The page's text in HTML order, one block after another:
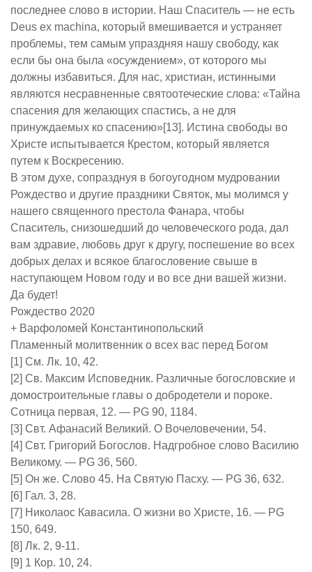
последнее слово в истории. Наш Спаситель — не есть
Deus ex machina, который вмешивается и устраняет
проблемы, тем самым упраздняя нашу свободу, как
если бы она была «осуждением», от которого мы
должны избавиться. Для нас, христиан, истинными
являются несравненные святоотеческие слова: «Тайна
спасения для желающих спастись, а не для
принуждаемых ко спасению»[13]. Истина свободы во
Христе испытывается Крестом, который является
путем к Воскресению.
В этом духе, сопразднуя в богоугодном мудровании
Рождество и другие праздники Святок, мы молимся у
нашего священного престола Фанара, чтобы
Спаситель, снизошедший до человеческого рода, дал
вам здравие, любовь друг к другу, поспешение во всех
добрых делах и всякое благословение свыше в
наступающем Новом году и во все дни вашей жизни.
Да будет!
Рождество 2020
+ Варфоломей Константинопольский
Пламенный молитвенник о всех вас перед Богом
[1] См. Лк. 10, 42.
[2] Св. Максим Исповедник. Различные богословские и
домостроительные главы о добродетели и пороке.
Сотница первая, 12. — PG 90, 1184.
[3] Свт. Афанасий Великий. О Вочеловечении, 54.
[4] Свт. Григорий Богослов. Надгробное слово Василию
Великому. — PG 36, 560.
[5] Он же. Слово 45. На Святую Пасху. — PG 36, 632.
[6] Гал. 3, 28.
[7] Николаос Кавасила. О жизни во Христе, 16. — PG
150, 649.
[8] Лк. 2, 9-11.
[9] 1 Кор. 10, 24.